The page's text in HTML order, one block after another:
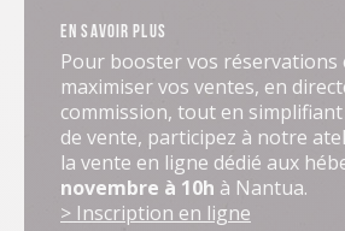
En savoir plus
Pour booster vos réservations
maximiser vos ventes, en
commission, tout en
de vente, participez à notre
la vente en ligne dédié aux
novembre à 10h à Nantua.
> Inscription en ligne